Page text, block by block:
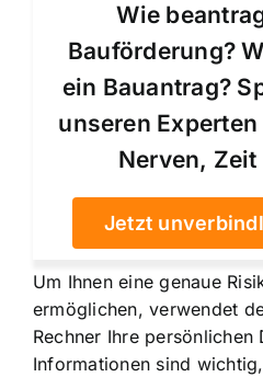
Wie
Bauförderung?
ein Bauantrag?
unseren
Nerven, Zeit
Jetzt
Um Ihnen eine genaue
ermöglichen, verwendet
Rechner Ihre persönlichen
Informationen sind